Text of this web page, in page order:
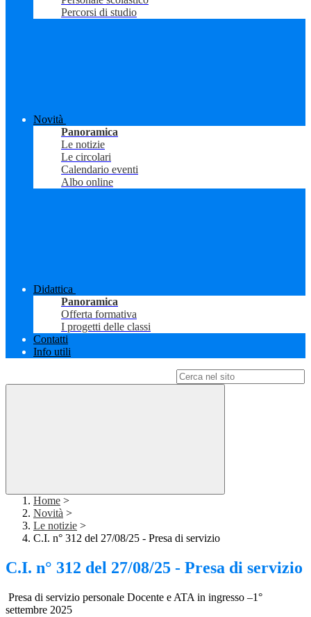
Percorsi di studio
Novità
Panoramica
Le notizie
Le circolari
Calendario eventi
Albo online
Didattica
Panoramica
Offerta formativa
I progetti delle classi
Contatti
Info utili
Home >
Novità >
Le notizie >
C.I. n° 312 del 27/08/25 - Presa di servizio
C.I. n° 312 del 27/08/25 - Presa di servizio
Presa di servizio personale Docente e ATA in ingresso –1°
settembre 2025